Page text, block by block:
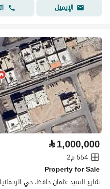
الإيميل
⃁1,000,000
554 م2
Property for Sale
شارع السيد عثمان حافظ، حي